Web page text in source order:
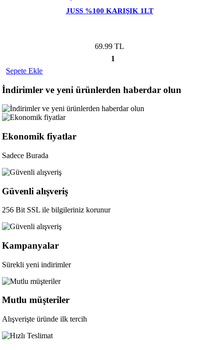
JUSS %100 KARIŞIK 1LT
69.99 TL
1
Sepete Ekle
İndirimler ve yeni ürünlerden haberdar olun
Ekonomik fiyatlar
Sadece Burada
Güvenli alışveriş
256 Bit SSL ile bilgileriniz korunur
Kampanyalar
Sürekli yeni indirimler
Mutlu müşteriler
Alışverişte üründe ilk tercih